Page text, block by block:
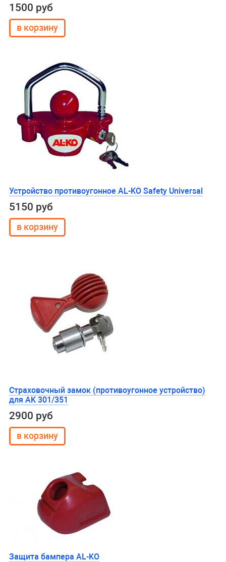
1500 руб
Устройство противоугонное AL-KO Safety Universal
5150 руб
Страховочный замок (противоугонное устройство)
для AK 301/351
2900 руб
Защита бампера AL-KO